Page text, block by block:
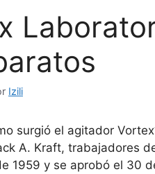
Izili
surgió el agitador
A. Kraft, trabajadores
1959 y se aprobó el 30